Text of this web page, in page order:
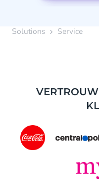
Solutions Service